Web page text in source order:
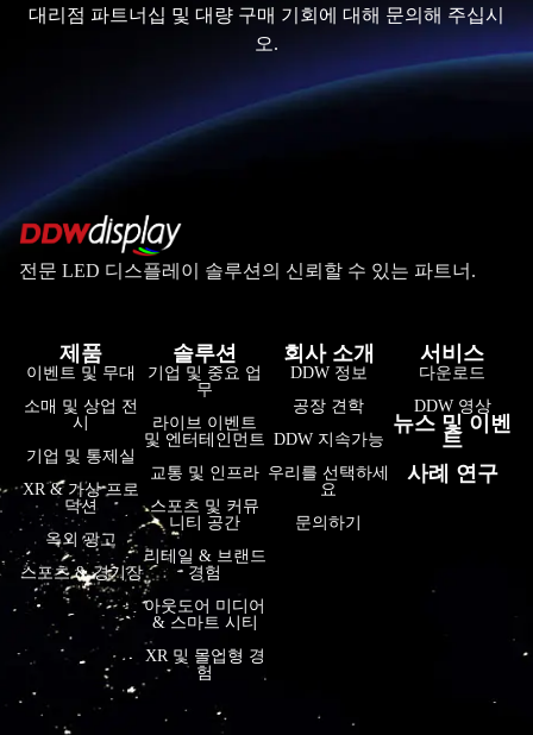
대리점 파트너십 및 대량 구매 기회에 대해 문의해 주십시
오.
전문 LED 디스플레이 솔루션의 신뢰할 수 있는 파트너.
제품
이벤트 및 무대
소매 및 상업 전
시
기업 및 통제실
XR & 가상 프로
덕션
옥외 광고
스포츠 & 경기장
솔루션
기업 및 중요 업
무
라이브 이벤트
및 엔터테인먼트
교통 및 인프라
스포츠 및 커뮤
니티 공간
리테일 & 브랜드
경험
아웃도어 미디어
& 스마트 시티
XR 및 몰입형 경
험
회사 소개
DDW 정보
공장 견학
DDW 지속가능
우리를 선택하세
요
문의하기
서비스
다운로드
DDW 영상
뉴스 및 이벤
트
사례 연구